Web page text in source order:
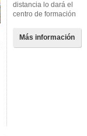
distancia lo dará el
centro de formación
Más información